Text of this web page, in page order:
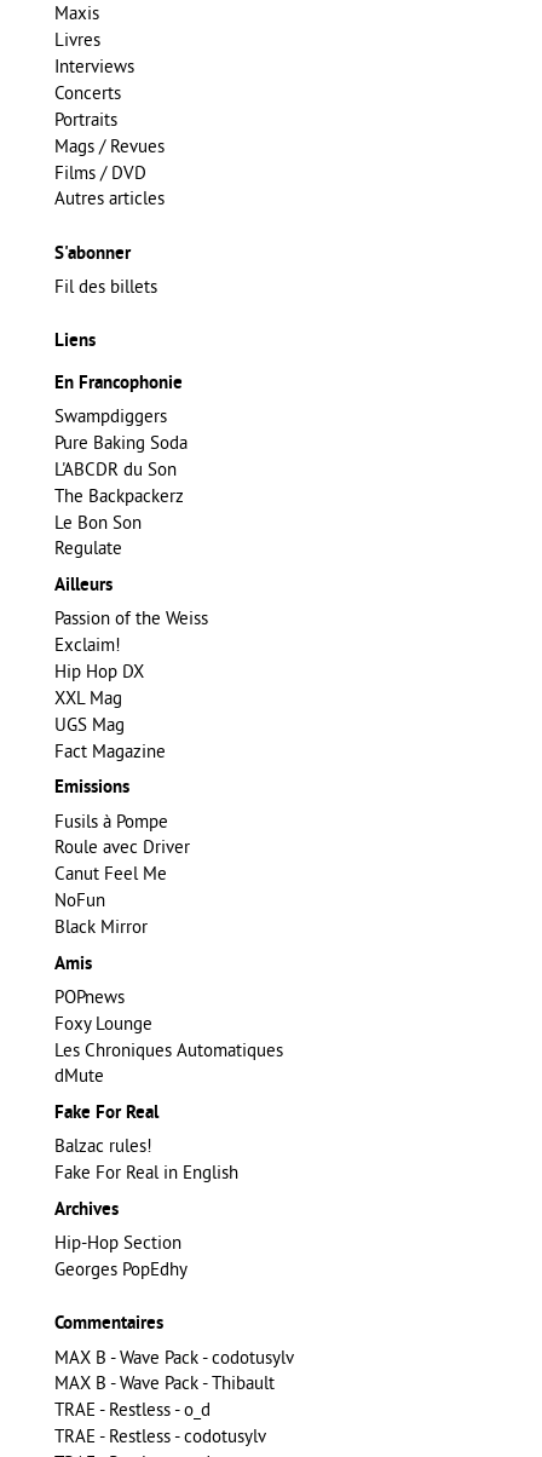
Maxis
Livres
Interviews
Concerts
Portraits
Mags / Revues
Films / DVD
Autres articles
S'abonner
Fil des billets
Liens
En Francophonie
Swampdiggers
Pure Baking Soda
L'ABCDR du Son
The Backpackerz
Le Bon Son
Regulate
Ailleurs
Passion of the Weiss
Exclaim!
Hip Hop DX
XXL Mag
UGS Mag
Fact Magazine
Emissions
Fusils à Pompe
Roule avec Driver
Canut Feel Me
NoFun
Black Mirror
Amis
POPnews
Foxy Lounge
Les Chroniques Automatiques
dMute
Fake For Real
Balzac rules!
Fake For Real in English
Archives
Hip-Hop Section
Georges PopEdhy
Commentaires
MAX B - Wave Pack - codotusylv
MAX B - Wave Pack - Thibault
TRAE - Restless - o_d
TRAE - Restless - codotusylv